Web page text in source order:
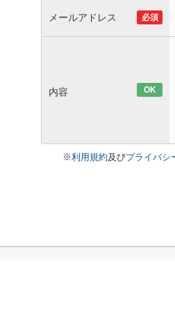
メールアドレス 必須
内容 OK
※利用規約及びプライバシ